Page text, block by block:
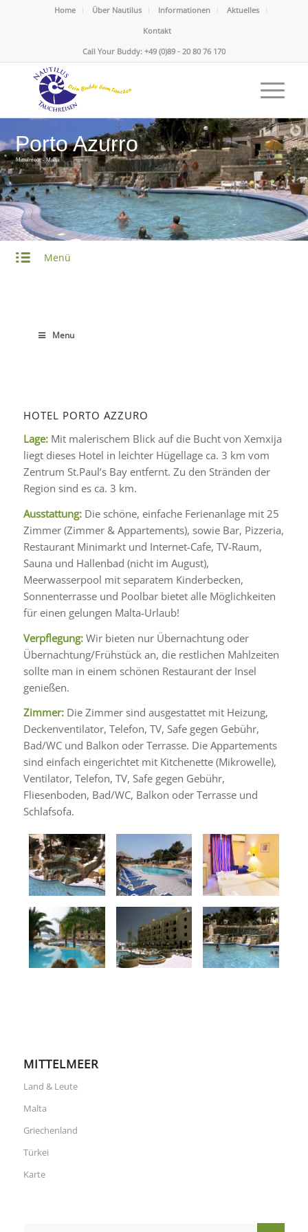
Home Über Nautilus Informationen
Aktuelles
Kontakt
Call Your Buddy: +49 (0)89 - 20 80 76 170
Porto Azurro
Mittelmeer - Malta
Menü
Menu
HOTEL PORTO AZZURO
Lage: Mit malerischem Blick auf die Bucht von Xemxija
liegt dieses Hotel in leichter Hügellage ca. 3 km vom
Zentrum St.Paul’s Bay entfernt. Zu den Stränden der
Region sind es ca. 3 km.
Ausstattung: Die schöne, einfache Ferienanlage mit 25
Zimmer (Zimmer & Appartements), sowie Bar, Pizzeria,
Restaurant Minimarkt und Internet-Cafe, TV-Raum,
Sauna und Hallenbad (nicht im August),
Meerwasserpool mit separatem Kinderbecken,
Sonnenterrasse und Poolbar bietet alle Möglichkeiten
für einen gelungen Malta-Urlaub!
Verpflegung: Wir bieten nur Übernachtung oder
Übernachtung/Frühstück an, die restlichen Mahlzeiten
sollte man in einem schönen Restaurant der Insel
genießen.
Zimmer: Die Zimmer sind ausgestattet mit Heizung,
Deckenventilator, Telefon, TV, Safe gegen Gebühr,
Bad/WC und Balkon oder Terrasse. Die Appartements
sind einfach eingerichtet mit Kitchenette (Mikrowelle),
Ventilator, Telefon, TV, Safe gegen Gebühr,
Fliesenboden, Bad/WC, Balkon oder Terrasse und
Schlafsofa.
MITTELMEER
Land & Leute
Malta
Griechenland
Türkei
Karte